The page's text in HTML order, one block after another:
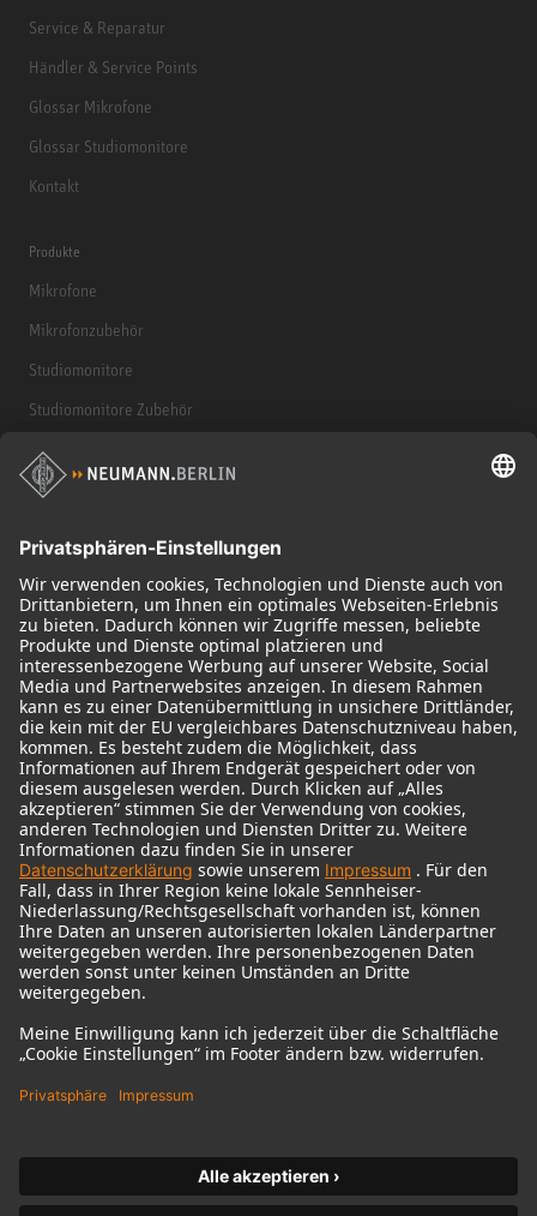
Service & Reparatur
Händler & Service Points
Glossar Mikrofone
Glossar Studiomonitore
Kontakt
Produkte
Mikrofone
Mikrofonzubehör
Studiomonitore
Studiomonitore Zubehör
Kopfhörer
Historische Mikrofone
© 2018 - 2026Georg Neumann GmbH
Impressum
Nutzungsbedingungen
Datenschutz
AGB
Widerrufsrecht
Produktbezogener Umweltschutz